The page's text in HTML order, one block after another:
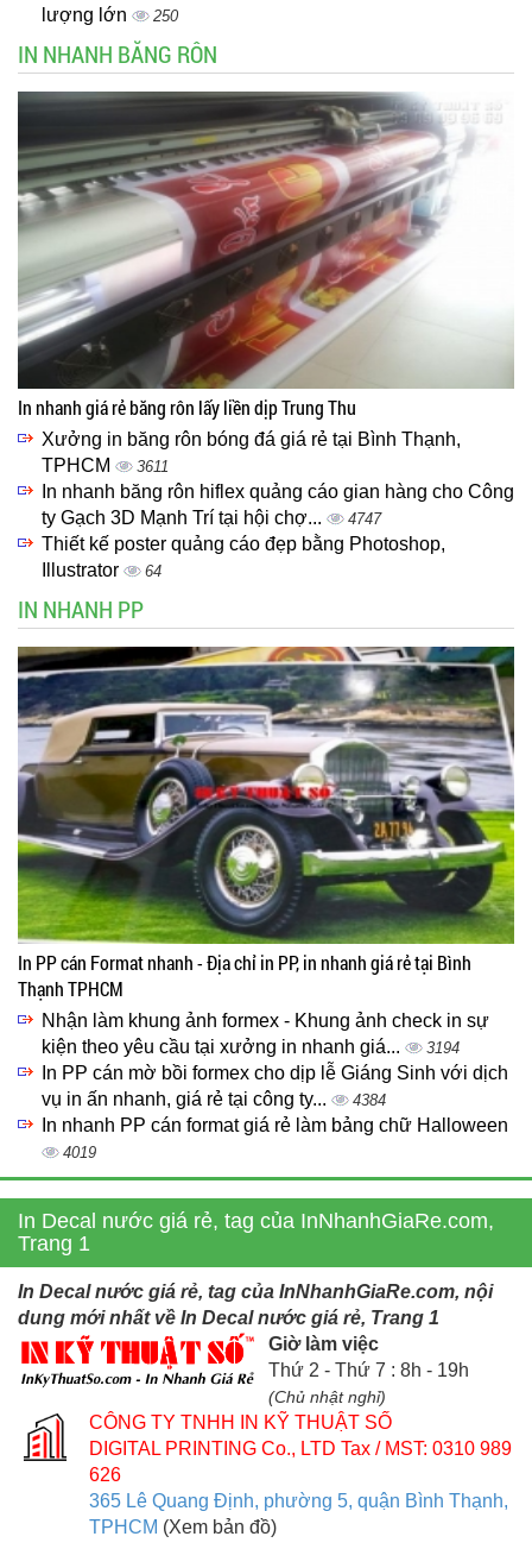
lượng lớn 250
IN NHANH BĂNG RÔN
In nhanh giá rẻ băng rôn lấy liền dịp Trung Thu
Xưởng in băng rôn bóng đá giá rẻ tại Bình Thạnh,
TPHCM
3611
In nhanh băng rôn hiflex quảng cáo gian hàng cho Công
ty Gạch 3D Mạnh Trí tại hội chợ...
4747
Thiết kế poster quảng cáo đẹp bằng Photoshop,
Illustrator
64
IN NHANH PP
In PP cán Format nhanh - Địa chỉ in PP, in nhanh giá rẻ tại Bình
Thạnh TPHCM
Nhận làm khung ảnh formex - Khung ảnh check in sự
kiện theo yêu cầu tại xưởng in nhanh giá...
3194
In PP cán mờ bồi formex cho dịp lễ Giáng Sinh với dịch
vụ in ấn nhanh, giá rẻ tại công ty...
4384
In nhanh PP cán format giá rẻ làm bảng chữ Halloween
4019
In Decal nước giá rẻ, tag của InNhanhGiaRe.com,
Trang 1
In Decal nước giá rẻ, tag của InNhanhGiaRe.com, nội
dung mới nhất về In Decal nước giá rẻ, Trang 1
Giờ làm việc
Thứ 2 - Thứ 7 : 8h - 19h
(Chủ nhật nghỉ)
CÔNG TY TNHH IN KỸ THUẬT SỐ
DIGITAL PRINTING Co., LTD Tax / MST: 0310 989
626
365 Lê Quang Định, phường 5, quận Bình Thạnh,
TPHCM (Xem bản đồ)